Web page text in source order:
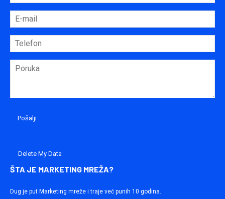
Delete My Data
ŠTA JE MARKETING MREŽA?
Dug je put Marketing mreže i traje već punih 10 godina.